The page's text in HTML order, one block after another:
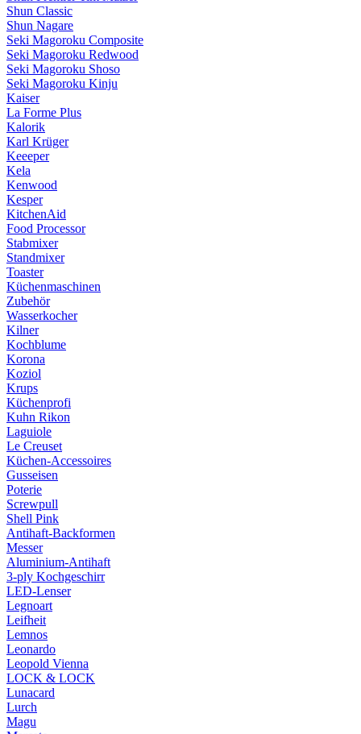
Shun Classic
Shun Nagare
Seki Magoroku Composite
Seki Magoroku Redwood
Seki Magoroku Shoso
Seki Magoroku Kinju
Kaiser
La Forme Plus
Kalorik
Karl Krüger
Keeeper
Kela
Kenwood
Kesper
KitchenAid
Food Processor
Stabmixer
Standmixer
Toaster
Küchenmaschinen
Zubehör
Wasserkocher
Kilner
Kochblume
Korona
Koziol
Krups
Küchenprofi
Kuhn Rikon
Laguiole
Le Creuset
Küchen-Accessoires
Gusseisen
Poterie
Screwpull
Shell Pink
Antihaft-Backformen
Messer
Aluminium-Antihaft
3-ply Kochgeschirr
LED-Lenser
Legnoart
Leifheit
Lemnos
Leonardo
Leopold Vienna
LOCK & LOCK
Lunacard
Lurch
Magu